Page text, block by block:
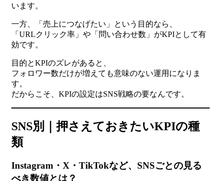
います。
一方、「売上につなげたい」という目的なら、
「URLクリック率」や「問い合わせ数」がKPIとして有
効です。
目的とKPIのズレがあると、
フォロワー数だけが増えても意味のない運用になりま
す。
だからこそ、KPIの設定はSNS戦略の要なんです。
SNS別｜押さえておきたいKPIの種
類
Instagram・X・TikTokなど、SNSごとの見る
べき数値とは？